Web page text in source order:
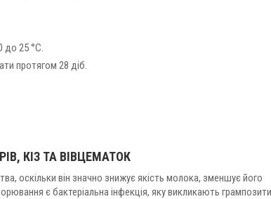
до 25 °С.
протягом 28 діб.
КІЗ ТА ВІВЦЕМАТОК
оскільки він значно знижує якість молока, зменшує його
є бактеріальна інфекція, яку викликають